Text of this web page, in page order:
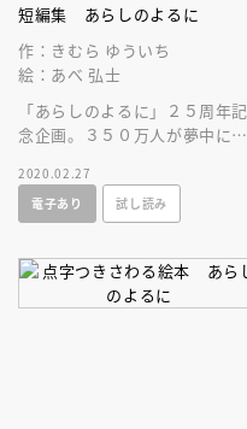
短編集 あらしのよるに
作：きむら ゆういち
絵：あべ 弘士
「あらしのよるに」２５周年記
念企画。３５０万人が夢中にな
ズの特別編＆サイドストーリー
５冊を収録。
2020.02.27
電子あり
試し読み